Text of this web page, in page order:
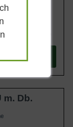
m. Db.